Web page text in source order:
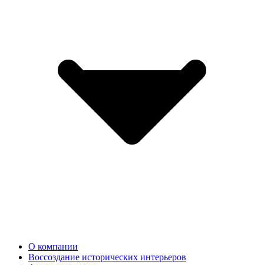
О компании
Воссоздание исторических интерьеров